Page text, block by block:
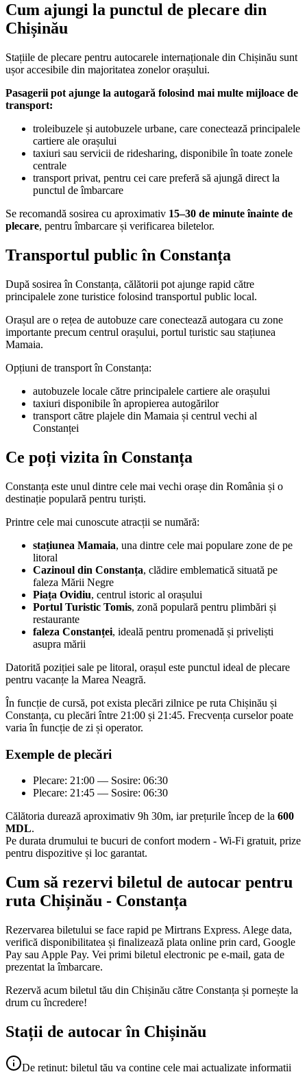
Cum ajungi la punctul de plecare din
Chișinău
Stațiile de plecare pentru autocarele internaționale din Chișinău sunt
ușor accesibile din majoritatea zonelor orașului.
Pasagerii pot ajunge la autogară folosind mai multe mijloace de
transport:
troleibuzele și autobuzele urbane, care conectează principalele
cartiere ale orașului
taxiuri sau servicii de ridesharing, disponibile în toate zonele
centrale
transport privat, pentru cei care preferă să ajungă direct la
punctul de îmbarcare
Se recomandă sosirea cu aproximativ 15–30 de minute înainte de
plecare, pentru îmbarcare și verificarea biletelor.
Transportul public în Constanța
După sosirea în Constanța, călătorii pot ajunge rapid către
principalele zone turistice folosind transportul public local.
Orașul are o rețea de autobuze care conectează autogara cu zone
importante precum centrul orașului, portul turistic sau stațiunea
Mamaia.
Opțiuni de transport în Constanța:
autobuzele locale către principalele cartiere ale orașului
taxiuri disponibile în apropierea autogărilor
transport către plajele din Mamaia și centrul vechi al
Constanței
Ce poți vizita în Constanța
Constanța este unul dintre cele mai vechi orașe din România și o
destinație populară pentru turiști.
Printre cele mai cunoscute atracții se numără:
stațiunea Mamaia, una dintre cele mai populare zone de pe
litoral
Cazinoul din Constanța, clădire emblematică situată pe
faleza Mării Negre
Piața Ovidiu, centrul istoric al orașului
Portul Turistic Tomis, zonă populară pentru plimbări și
restaurante
faleza Constanței, ideală pentru promenadă și priveliști
asupra mării
Datorită poziției sale pe litoral, orașul este punctul ideal de plecare
pentru vacanțe la Marea Neagră.
În funcție de cursă, pot exista plecări zilnice pe ruta Chișinău și
Constanța, cu plecări între 21:00 și 21:45. Frecvența curselor poate
varia în funcție de zi și operator.
Exemple de plecări
Plecare: 21:00 — Sosire: 06:30
Plecare: 21:45 — Sosire: 06:30
Călătoria durează aproximativ 9h 30m, iar prețurile încep de la 600
MDL.
Pe durata drumului te bucuri de confort modern - Wi-Fi gratuit, prize
pentru dispozitive și loc garantat.
Cum să rezervi biletul de autocar pentru
ruta Chișinău - Constanța
Rezervarea biletului se face rapid pe Mirtrans Express. Alege data,
verifică disponibilitatea și finalizează plata online prin card, Google
Pay sau Apple Pay. Vei primi biletul electronic pe e-mail, gata de
prezentat la îmbarcare.
Rezervă acum biletul tău din Chișinău către Constanța și pornește la
drum cu încredere!
Stații de autocar în Chișinău
De reținut: biletul tău va conține cele mai actualizate informații